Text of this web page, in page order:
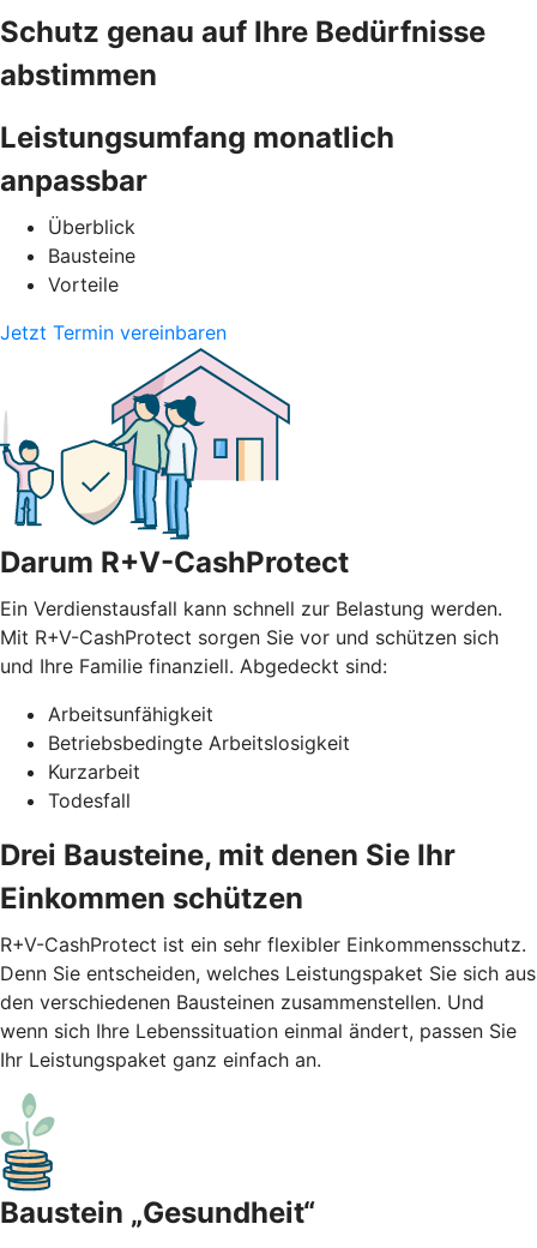
Schutz genau auf Ihre Bedürfnisse
abstimmen
Leistungsumfang monatlich
anpassbar
Überblick
Bausteine
Vorteile
Jetzt Termin vereinbaren
Darum R+V-CashProtect
Ein Verdienstausfall kann schnell zur Belastung werden.
Mit R+V-CashProtect sorgen Sie vor und schützen sich
und Ihre Familie finanziell. Abgedeckt sind:
Arbeitsunfähigkeit
Betriebsbedingte Arbeitslosigkeit
Kurzarbeit
Todesfall
Drei Bausteine, mit denen Sie Ihr
Einkommen schützen
R+V-CashProtect ist ein sehr flexibler Einkommensschutz.
Denn Sie entscheiden, welches Leistungspaket Sie sich aus
den verschiedenen Bausteinen zusammenstellen. Und
wenn sich Ihre Lebenssituation einmal ändert, passen Sie
Ihr Leistungspaket ganz einfach an.
Baustein „Gesundheit“